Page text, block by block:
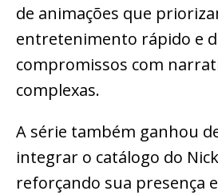
de animações que
entretenimento rápido e
compromissos com
complexas.
A série também ganhou
integrar o catálogo do
reforçando sua presença